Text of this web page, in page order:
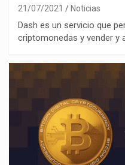
21/07/2021 Noticias
Dash es un servicio que
criptomonedas y vender y